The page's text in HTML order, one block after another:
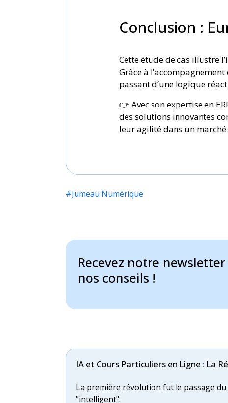
Conclusion :
Cette étude de cas illustre
Grâce à
passant d’une logique
👉 Avec son expertise en
des solutions innovantes
leur agilité dans un marché
#Jumeau Numérique
Recevez notre
nos conseils !
Pourquoi Intégrer la Cybersécurité
À une époque où la transformation
L'approche du Minimum Viable Product
Voir plus
IA et Cours Particuliers en Ligne : La
La première révolution fut le passage
"intelligent".